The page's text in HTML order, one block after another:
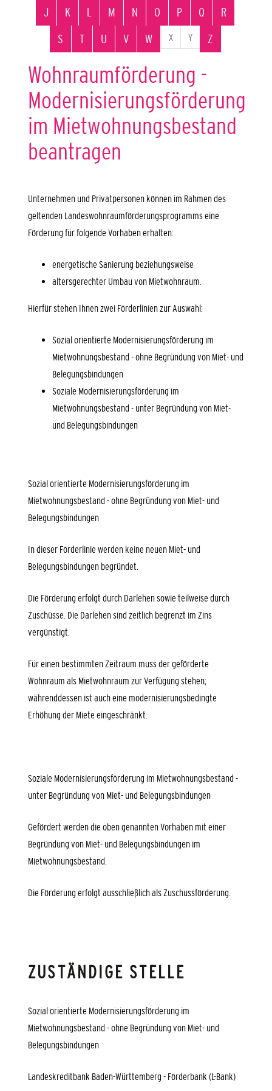
J
K L M N O P Q
R
S
T U V W X Y Z
Wohnraumförderung -
Modernisierungsförderung
im Mietwohnungsbestand
beantragen
Unternehmen und Privatpersonen können im Rahmen des
geltenden Landeswohnraumförderungsprogramms eine
Förderung für folgende Vorhaben erhalten:
energetische Sanierung beziehungsweise
altersgerechter Umbau von Mietwohnraum.
Hierfür stehen Ihnen zwei Förderlinien zur Auswahl:
Sozial orientierte Modernisierungsförderung im
Mietwohnungsbestand - ohne Begründung von Miet- und
Belegungsbindungen
Soziale Modernisierungsförderung im
Mietwohnungsbestand - unter Begründung von Miet-
und Belegungsbindungen
Sozial orientierte Modernisierungsförderung im
Mietwohnungsbestand - ohne Begründung von Miet- und
Belegungsbindungen
In dieser Förderlinie werden keine neuen Miet- und
Belegungsbindungen begründet.
Die Förderung erfolgt durch Darlehen sowie teilweise durch
Zuschüsse. Die Darlehen sind zeitlich begrenzt im Zins
vergünstigt.
Für einen bestimmten Zeitraum muss der geförderte
Wohnraum als Mietwohnraum zur Verfügung stehen;
währenddessen ist auch eine modernisierungsbedingte
Erhöhung der Miete eingeschränkt.
Soziale Modernisierungsförderung im Mietwohnungsbestand -
unter Begründung von Miet- und Belegungsbindungen
Gefördert werden die oben genannten Vorhaben mit einer
Begründung von Miet- und Belegungsbindungen im
Mietwohnungsbestand.
Die Förderung erfolgt ausschließlich als Zuschussförderung.
ZUSTÄNDIGE STELLE
Sozial orientierte Modernisierungsförderung im
Mietwohnungsbestand - ohne Begründung von Miet- und
Belegungsbindungen
Landeskreditbank Baden-Württemberg - Förderbank (L-Bank)